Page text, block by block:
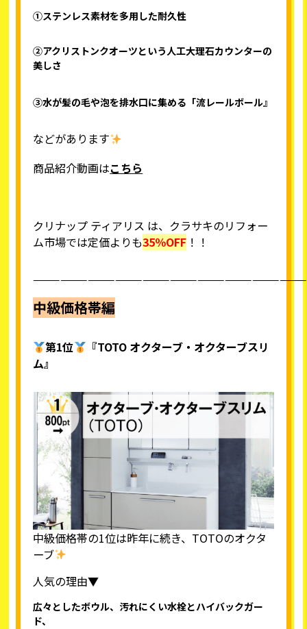
①ステンレス素材を多用した耐久性
②アクリストンクオーツという人工大理石カウンターの
美しさ
③水が髪の毛や泡を排水口に集める「流レールボール』
などがあります
商品紹介動画はこちら
クリナップ ティアリス は、クラサキのリフォー
ム市場では定価よりも35％OFF ！！
中級価格帯編
第1位
『TOTO オクターブ・オクターブスリ
ム』
中級価格帯の1位は昨年に続き、TOTOのオクタ
ーブ
人気の理由▼
広々としたボウル、汚れにくい水栓とハイバックガー
ド、